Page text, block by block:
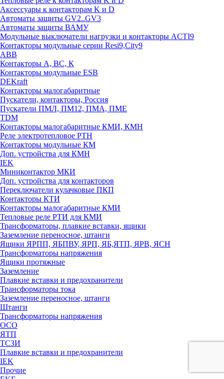
Аксессуары к контакторам K и D
Автоматы защиты GV2..GV3
Автоматы защиты ВАМУ
Модульные выключатели нагрузки и контакторы ACTI9
Контакторы модульные серии Resi9,City9
ABB
Контакторы А, ВС, К
Контакторы модульные ESB
DEKraft
Контакторы малогабаритные
Пускатели, контакторы, Россия
Пускатели ПМЛ, ПМ12, ПМА, ПМЕ
TDM
Контакторы малогабаритные КМИ, КМН
Реле электротепловое РТН
Контакторы модульные КМ
Доп. устройства для КМН
IEK
Миниконтактор МКИ
Доп. устройства для контакторов
Переключатели кулачковые ПКП
Контакторы КТИ
Контакторы малогабаритные КМИ
Тепловые реле РTИ для КМИ
Трансформаторы, плавкие вставки, ящики
Заземление переносное, штанги
Ящики ЯРПП, ЯБПВУ, ЯРП, ЯБ,ЯТП, ЯРВ, ЯСН
Трансформаторы напряжения
Ящики протяжные
Заземление
Плавкие вставки и предохранители
Трансформаторы тока
Заземление переносное, штанги
Штанги
Трансформаторы напряжения
ОСО
ЯТП
ТСЗИ
Плавкие вставки и предохранители
IEK
Прочие